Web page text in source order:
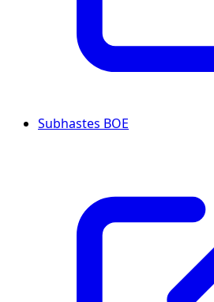
Subhastes BOE